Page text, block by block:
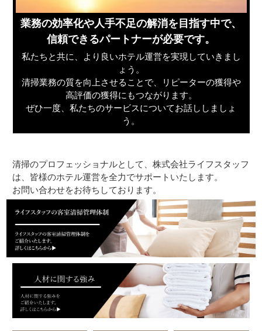
業務の効率化や人手不足の解消を目指す中で、
信頼できるパートナーが必要です。
私たちと共に、より良いホテル運営を実現していきまし
ょう。
清掃業務の質を向上させることで、リピーターの獲得や
高評価の獲得にもつながります。
ぜひ一度、私たちのサービスについてお話ししましょ
う。
清掃のプロフェッショナルとして、株式会社ライフスタッフ
は、皆様のホテル運営を全力でサポートいたします。
お問い合わせをお待ちしております。